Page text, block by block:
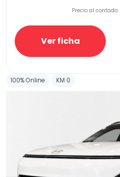
Precio al contado:
Ver ficha
100% Online KM 0